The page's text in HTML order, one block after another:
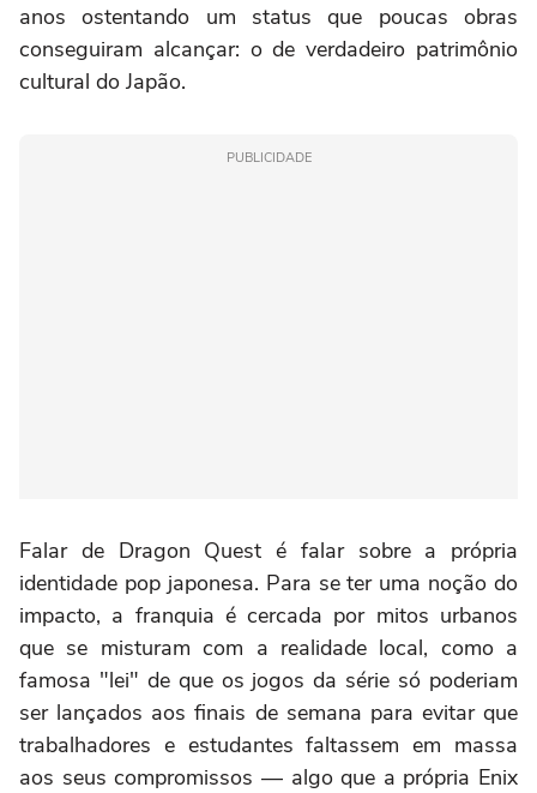
anos ostentando um status que poucas obras
conseguiram alcançar: o de verdadeiro patrimônio
cultural do Japão.
PUBLICIDADE
Falar de Dragon Quest é falar sobre a própria
identidade pop japonesa. Para se ter uma noção do
impacto, a franquia é cercada por mitos urbanos
que se misturam com a realidade local, como a
famosa "lei" de que os jogos da série só poderiam
ser lançados aos finais de semana para evitar que
trabalhadores e estudantes faltassem em massa
aos seus compromissos — algo que a própria Enix